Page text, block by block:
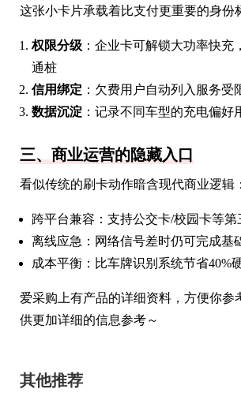
这张小卡片承载着比支付更重要的身份
权限分级 ：企业卡可解锁大功率快充
通桩
信用绑定 ：欠费用户自动列入服务受
数据沉淀 ：记录不同车型的充电偏好
三、商业运营的隐藏入口
看似传统的刷卡动作暗含现代商业逻辑：
跨平台兼容：支持公交卡/校园卡等第
离线应急：网络信号差时仍可完成基
成本平衡：比车牌识别系统节省40%
爱采购上有产品的详细资料，方便你参
供更加详细的信息参考～
其他推荐